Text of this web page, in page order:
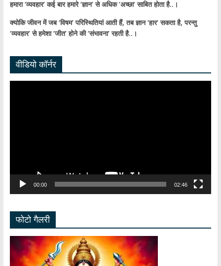
हमारा ‘व्यवहार’ कई बार हमारे ‘ज्ञान’ से अधिक ‘अच्छा’ साबित होता है..।
क्योकि जीवन में जब ‘विषम’ परिस्थितियां आती हैं,तब ज्ञान ‘हार’ सकता है,परन्तु
‘व्यवहार’ से हमेशा ‘जीत’ होने की ‘संभावना’ रहती है..।
वीडियो कॉर्नर
00:00 02:46
फोटो गैलरी